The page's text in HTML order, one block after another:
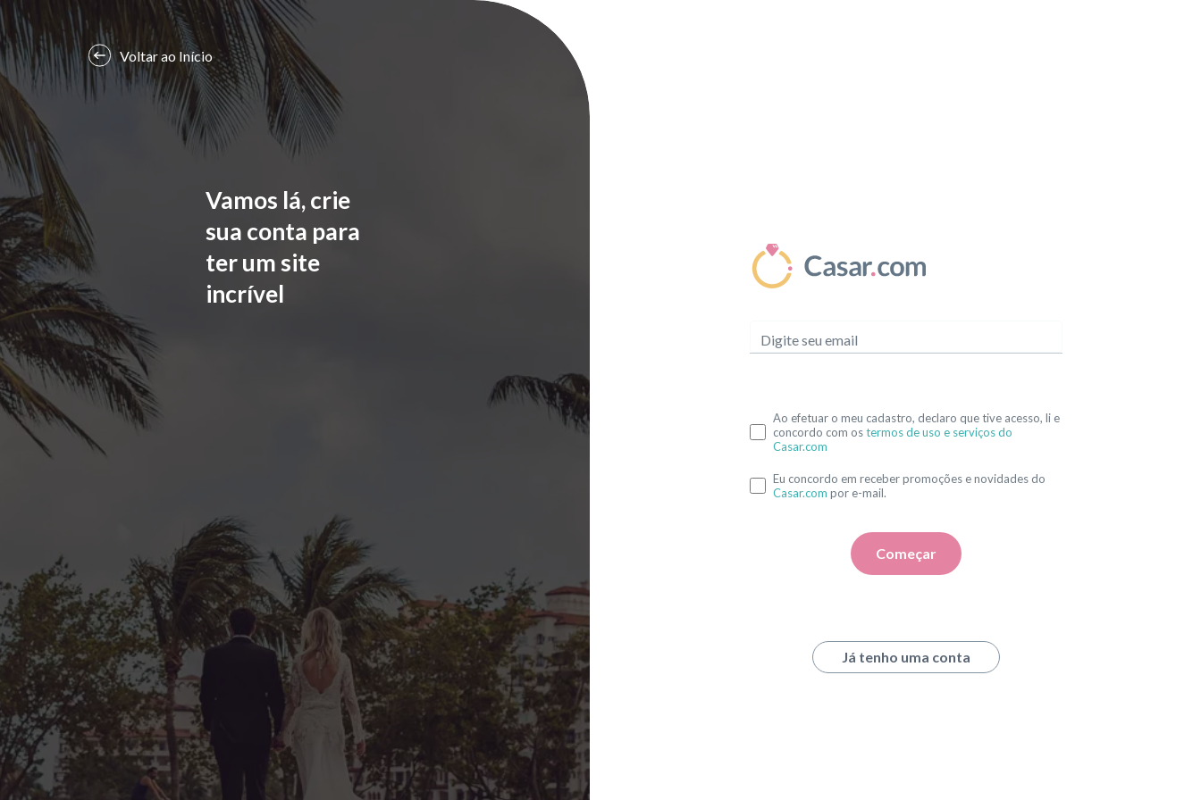
Vamos lá, crie
sua conta para
ter um site
incrível
Voltar ao Início
Digite seu email
Ao efetuar o meu cadastro, declaro que tive acesso, li e
concordo com ostermos de uso e serviços do
Casar.com
Eu concordo em receber promoções e novidades do
Casar.com por e-mail.
Começar
Já tenho uma conta